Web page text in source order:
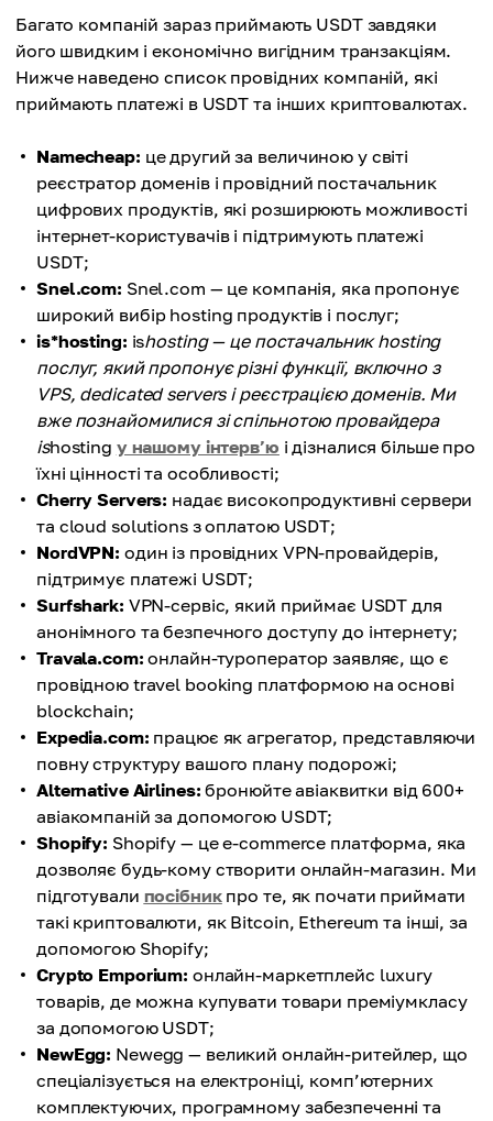
Багато компаній зараз приймають USDT завдяки
його швидким і економічно вигідним транзакціям.
Нижче наведено список провідних компаній, які
приймають платежі в USDT та інших криптовалютах.
Namecheap: це другий за величиною у світі
реєстратор доменів і провідний постачальник
цифрових продуктів, які розширюють можливості
інтернет-користувачів і підтримують платежі
USDT;
Snel.com: Snel.com — це компанія, яка пропонує
широкий вибір hosting продуктів і послуг;
is*hosting: ishosting — це постачальник hosting
послуг, який пропонує різні функції, включно з
VPS, dedicated servers і реєстрацією доменів. Ми
вже познайомилися зі спільнотою провайдера
ishosting у нашому інтерв’ю і дізналися більше про
їхні цінності та особливості;
Cherry Servers: надає високопродуктивні сервери
та cloud solutions з оплатою USDT;
NordVPN: один із провідних VPN-провайдерів,
підтримує платежі USDT;
Surfshark: VPN-сервіс, який приймає USDT для
анонімного та безпечного доступу до інтернету;
Travala.com: онлайн-туроператор заявляє, що є
провідною travel booking платформою на основі
blockchain;
Expedia.com: працює як агрегатор, представляючи
повну структуру вашого плану подорожі;
Alternative Airlines: бронюйте авіаквитки від 600+
авіакомпаній за допомогою USDT;
Shopify: Shopify — це e-commerce платформа, яка
дозволяє будь-кому створити онлайн-магазин. Ми
підготували посібникпро те, як почати приймати
такі криптовалюти, як Bitcoin, Ethereum та інші, за
допомогою Shopify;
Crypto Emporium: онлайн-маркетплейс luxury
товарів, де можна купувати товари преміумкласу
за допомогою USDT;
NewEgg: Newegg — великий онлайн-ритейлер, що
спеціалізується на електроніці, комп’ютерних
комплектуючих, програмному забезпеченні та